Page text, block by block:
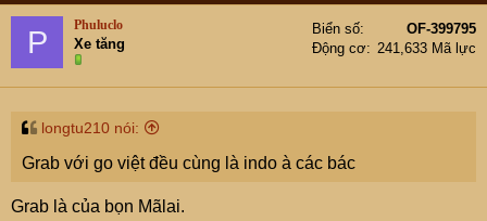
P Phuluclo
Xe tăng
Biển số
OF-399795
Động cơ
241,633 Mã lực
longtu210 nói:
Grab với go việt đều cùng là indo à các bác
Grab là của bọn Mãlai.